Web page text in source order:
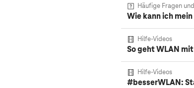
Häufige Fragen
Wie kann ich
Hilfe-Videos
So geht WLAN
Hilfe-Videos
#besserWLAN: